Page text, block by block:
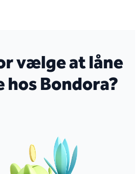
vælge at låne
hos Bondora?